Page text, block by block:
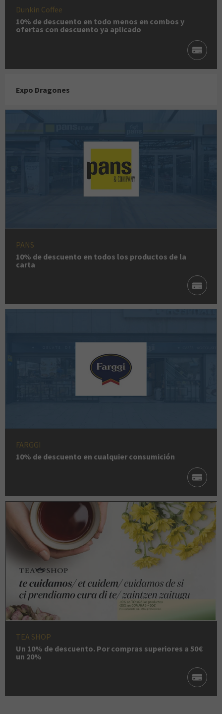
Dunkin Coffee
10% de descuento en todo menos en combos y
ofertas con descuento ya aplicado
Expo Dragones
PANS
10% de descuento en todos los productos de la
carta
FARGGI
10% de descuento en cualquier consumición
TEA SHOP
Un 10% de descuento. Por compras superiores a 50€
un 20%